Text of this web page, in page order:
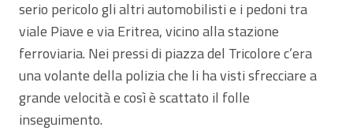
serio pericolo gli altri automobilisti e i pedoni tra
viale Piave e via Eritrea, vicino alla stazione
ferroviaria. Nei pressi di piazza del Tricolore c’era
una volante della polizia che li ha visti sfrecciare a
grande velocità e così è scattato il folle
inseguimento.